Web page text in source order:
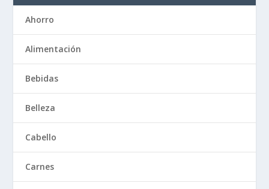
Ahorro
Alimentación
Bebidas
Belleza
Cabello
Carnes